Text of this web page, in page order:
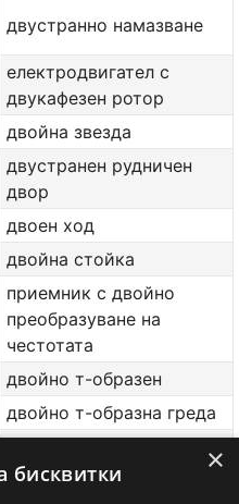
двустранно намазване
електродвигател с
двукафезен ротор
двойна звезда
двустранен рудничен
двор
двоен ход
двойна стойка
приемник с двойно
преобразуване на
честотата
двойно т-образен
двойно т-образна греда
стомана
×
бисквитки